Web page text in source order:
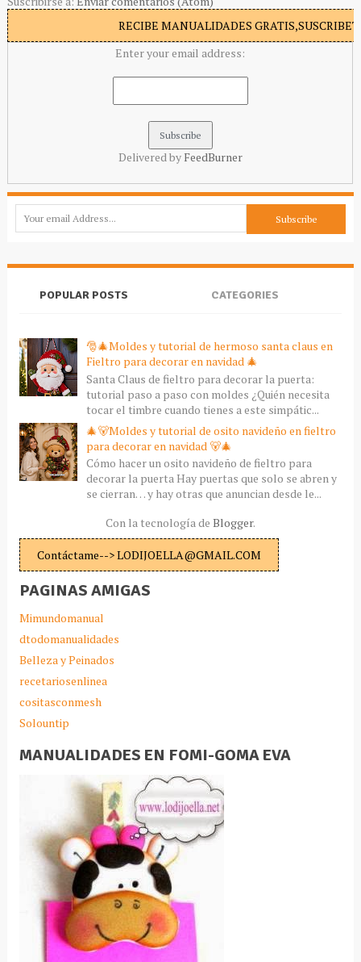
RECIBE MANUALIDADES
Enter your email address:
Delivered by FeedBurner
POPULAR POSTS CATEGORIES
🎅🎄Moldes y tutorial de hermoso santa claus en
Fieltro para decorar en navidad 🎄
Santa Claus de fieltro para decorar la puerta:
tutorial paso a paso con moldes ¿Quién necesita
tocar el timbre cuando tienes a este simpátic...
🎄🐻Moldes y tutorial de osito navideño en fieltro
para decorar en navidad 🐻🎄
Cómo hacer un osito navideño de fieltro para
decorar la puerta Hay puertas que solo se abren y
se cierran… y hay otras que anuncian desde le...
Con la tecnología de Blogger.
Contáctame--> LODIJOELLA@GMAIL.COM
PAGINAS AMIGAS
Mimundomanual
dtodomanualidades
Belleza y Peinados
recetariosenlinea
cositasconmesh
Solountip
MANUALIDADES EN FOMI-GOMA EVA